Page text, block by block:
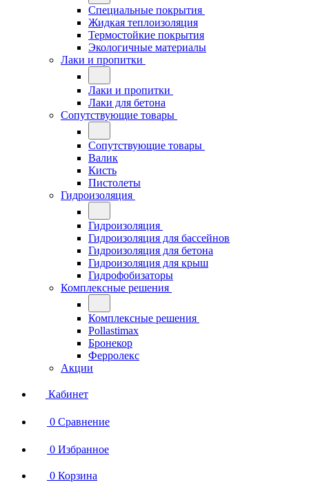
Специальные покрытия
Жидкая теплоизоляция
Термостойкие покрытия
Экологичные материалы
Лаки и пропитки
Лаки и пропитки
Лаки для бетона
Сопутствующие товары
Сопутствующие товары
Валик
Кисть
Пистолеты
Гидроизоляция
Гидроизоляция
Гидроизоляция для бассейнов
Гидроизоляция для бетона
Гидроизоляция для крыш
Гидрофобизаторы
Комплексные решения
Комплексные решения
Pollastimax
Бронекор
Ферролекс
Акции
Кабинет
0 Сравнение
0 Избранное
0 Корзина